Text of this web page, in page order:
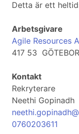
Detta är ett
Arbetsgivare
Agile Resources
417 53
Kontakt
Rekryterare
Neethi Gopinadh
0760203611